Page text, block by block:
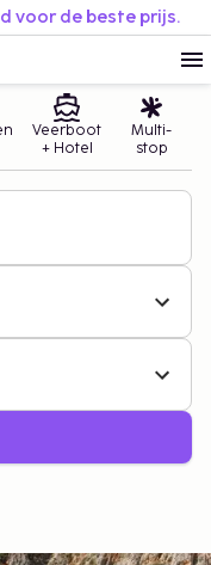
voor de beste prijs.
Veerboot
+ Hotel
Multi-
stop